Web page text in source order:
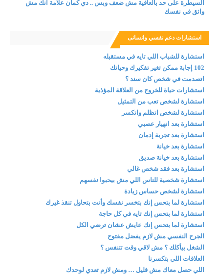
السيطرة على حد بالعافية مش ضعف وبس .. دي كمان علامة انك مش
واثق في نفسك
استشارات دعم نفسي وانسانى
استشارة للشباب اللي تايه في مستقبله
102 إجابة ممكن تغير تفكيرك وحياتك
اتصدمت في شخص كان سند ؟
استشارات حياة للخروج من العلاقة المؤذية
استشارة لشخص تعب من التمثيل
استشارة لشخص اتظلم واتكسر
استشارة بعد انهيار عصبي
استشارة بعد تجربة إدمان
استشارة بعد خيانة
استشارة بعد خيانة صديق
استشارة بعد فقد شخص غالي
استشارة شخصية للناس اللي مش بيحبوا نفسهم
استشارة لشخص حساس زيادة
استشارة لما بتحس إنك بتخسر نفسك وأنت بتحاول تنقذ غيرك
استشارة لما بتحس إنك تايه في كل حاجة
استشارة لما بتحس إنك عايش عشان ترضي الكل
الجرح النفسي مش لازم يفضل مفتوح
الشغل بيأكلك ؟ مش لاقي وقت تتنفس ؟
العلاقات اللي بتكسرنا
اللي حصل معاك مش قليل … ومش لازم تعدي لوحدك